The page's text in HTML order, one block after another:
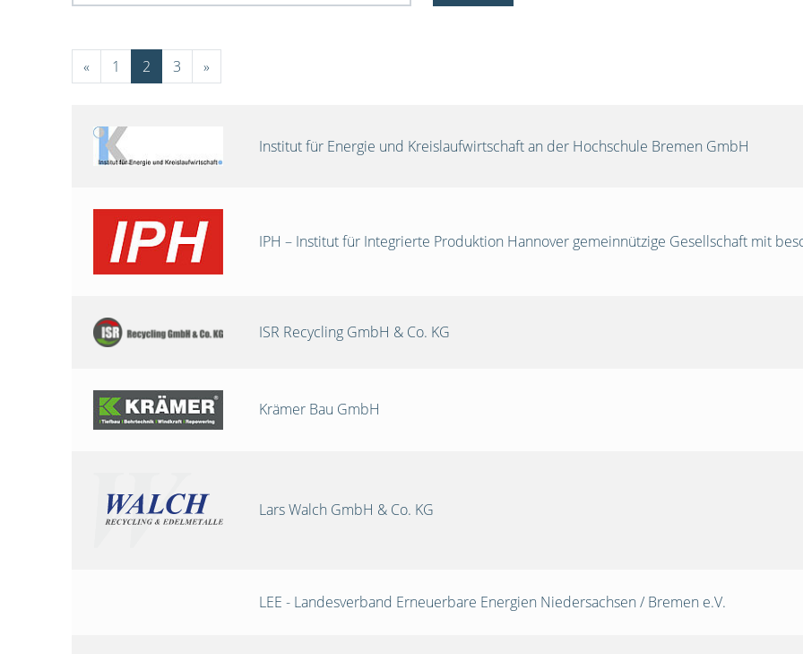
« 1 2 3 »
Institut für Energie und Kreislaufwirtschaft an der Hochschule Bremen GmbH
IPH – Institut für Integrierte Produktion Hannover gemeinnützige Gesellschaft mit
ISR Recycling GmbH & Co. KG
Krämer Bau GmbH
Lars Walch GmbH & Co. KG
LEE - Landesverband Erneuerbare Energien Niedersachsen / Bremen e.V.